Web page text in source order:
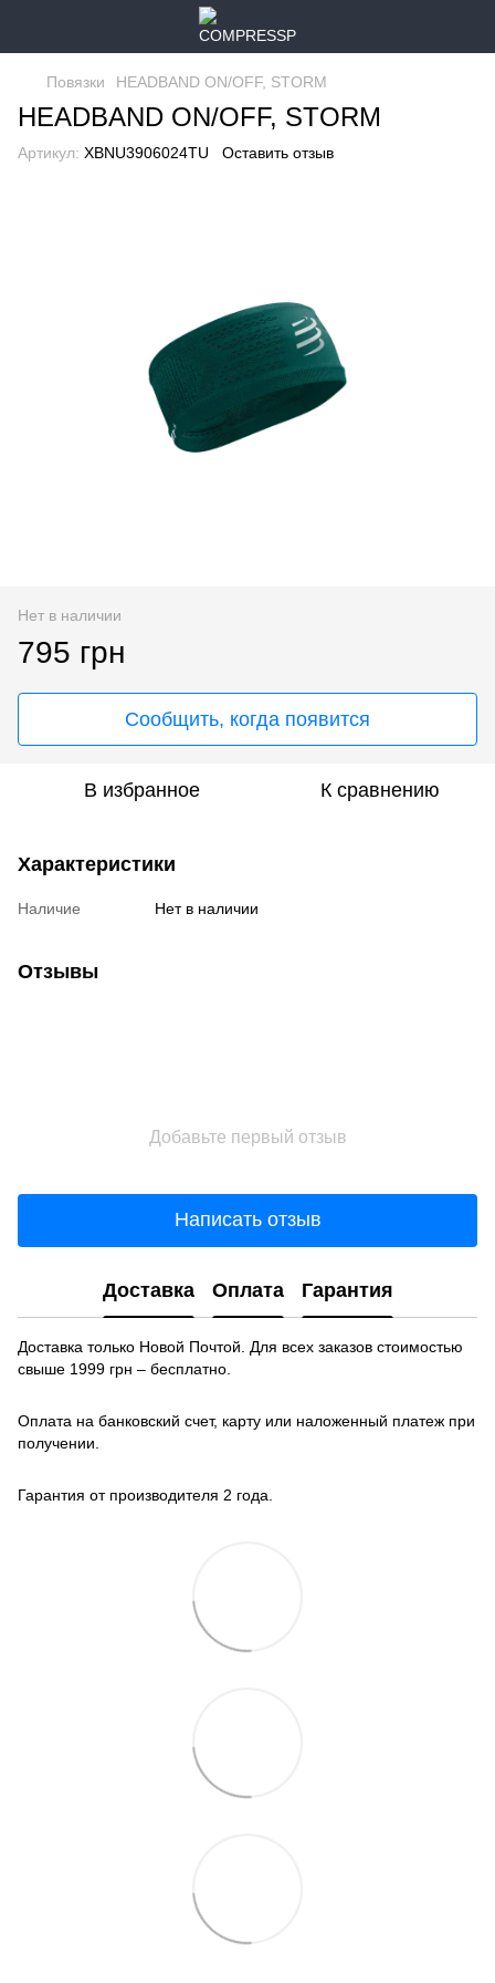
Повязки HEADBAND ON/OFF, STORM
HEADBAND ON/OFF, STORM
Артикул: XBNU3906024TU Оставить отзыв
Нет в наличии
795 грн
Сообщить, когда появится
В избранное К сравнению
Характеристики
Наличие Нет в наличии
Отзывы
Добавьте первый отзыв
Написать отзыв
Доставка Оплата Гарантия
Доставка только Новой Почтой. Для всех заказов стоимостью
свыше 1999 грн – бесплатно.
Оплата на банковский счет, карту или наложенный платеж при
получении.
Гарантия от производителя 2 года.